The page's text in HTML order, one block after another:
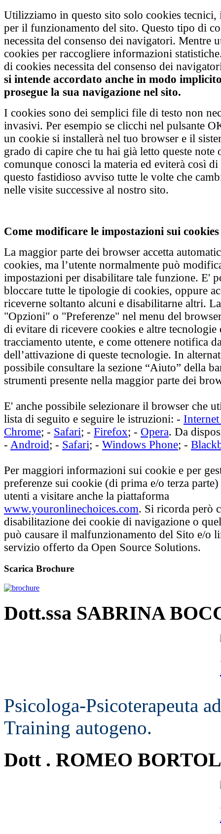
Utilizziamo in questo sito solo cookies tecnici,
per il funzionamento del sito. Questo tipo di
necessita del consenso dei navigatori. Mentre
cookies per raccogliere informazioni
di cookies necessita del consenso dei
si intende accordato anche in modo
prosegue la sua navigazione nel sito.
I cookies sono dei semplici file di testo non
invasivi. Per esempio se clicchi nel pulsante
un cookie si installerà nel tuo browser e il
grado di capire che tu hai già letto queste note
comunque conosci la materia ed eviterà così
questo fastidioso avviso tutte le volte che
nelle visite successive al nostro sito.
Come modificare le impostazioni sui cookies
La maggior parte dei browser accetta
cookies, ma l’utente normalmente può
impostazioni per disabilitare tale funzione. E'
bloccare tutte le tipologie di cookies, oppure
riceverne soltanto alcuni e disabilitarne altri.
"Opzioni" o "Preferenze" nel menu del
di evitare di ricevere cookies e altre tecnologie
tracciamento utente, e come ottenere notifica
dell’attivazione di queste tecnologie. In
possibile consultare la sezione “Aiuto” della
strumenti presente nella maggior parte dei
E' anche possibile selezionare il browser che
lista di seguito e seguire le istruzioni: -
Chrome; - Safari; - Firefox; - Opera. Da
- Android; - Safari; - Windows Phone; -
Per maggiori informazioni sui cookie e per
preferenze sui cookie (di prima e/o terza
utenti a visitare anche la piattaforma
www.youronlinechoices.com. Si ricorda però
disabilitazione dei cookie di navigazione o
può causare il malfunzionamento del Sito e/o
servizio offerto da Open Source Solutions.
Scarica Brochure
Dott.ssa SABRINA
Psicologa-Psicoterapeuta
Training autogeno.
Dott . ROMEO